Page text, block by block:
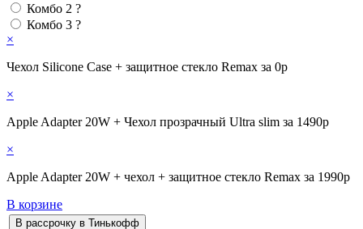
Комбо 2 ?
Комбо 3 ?
×
Чехол Silicone Case + защитное стекло Remax за 0р
×
Apple Adapter 20W + Чехол прозрачный Ultra slim за 1490р
×
Apple Adapter 20W + чехол + защитное стекло Remax за 1990р
В корзине